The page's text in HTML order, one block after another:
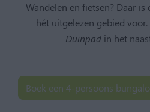
Wandelen en fietsen? Daar
hét uitgelezen gebied
Duinpad in het
Boek een 4-persoons